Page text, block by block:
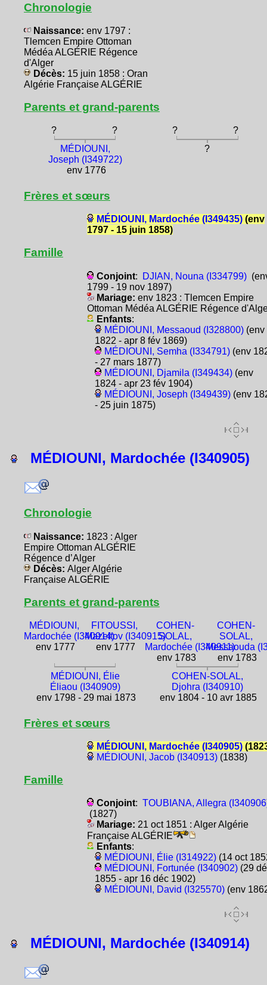
Chronologie
Naissance: env 1797 :
Tlemcen Empire Ottoman
Médéa ALGÉRIE Régence
d'Alger
Décès: 15 juin 1858 : Oran
Algérie Française ALGÉRIE
Parents et grand-parents
? ? ?
?
MÉDIOUNI,
Joseph (I349722)
env 1776
?
Frères et sœurs
MÉDIOUNI, Mardochée (I349435)(env
1797 - 15 juin 1858)
Famille
Conjoint: DJIAN, Nouna (I334799)
1799 - 19 nov 1897)
Mariage: env 1823 : Tlemcen Empire
Ottoman Médéa ALGÉRIE Régence
Enfants:
MÉDIOUNI, Messaoud (I328800)(env
1822 - apr 8 fév 1869)
MÉDIOUNI, Semha (I334791)(env
- 27 mars 1877)
MÉDIOUNI, Djamila (I349434)(env
1824 - apr 23 fév 1904)
MÉDIOUNI, Joseph (I349439)(env
- 25 juin 1875)
MÉDIOUNI, Mardochée (I340905)
Chronologie
Naissance: 1823 : Alger
Empire Ottoman ALGÉRIE
Régence d’Alger
Décès: Alger Algérie
Française ALGÉRIE
Parents et grand-parents
MÉDIOUNI,
Mardochée (I340914)
env 1777
FITOUSSI,
Mazeltov (I340915)
env 1777
COHEN-
SOLAL,
Mardochée (I340911)
env 1783
COHEN-
SOLAL,
Messaouda
env 1783
MÉDIOUNI, Élie
Éliaou (I340909)
env 1798 - 29 mai 1873
COHEN-SOLAL,
Djohra (I340910)
env 1804 - 10 avr 1885
Frères et sœurs
MÉDIOUNI, Mardochée (I340905)
MÉDIOUNI, Jacob (I340913)(1838)
Famille
Conjoint: TOUBIANA, Allegra
(1827)
Mariage: 21 oct 1851 : Alger Algérie
Française ALGÉRIE
Enfants:
MÉDIOUNI, Élie (I314922)(14 oct
MÉDIOUNI, Fortunée (I340902)(29
1855 - apr 16 déc 1902)
MÉDIOUNI, David (I325570)(env
MÉDIOUNI, Mardochée (I340914)